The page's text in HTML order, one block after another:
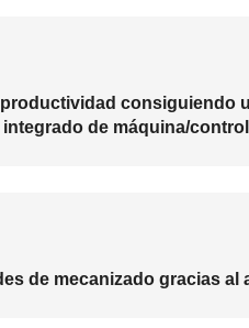
consiguiendo
de máquina/
de mecanizado gracias